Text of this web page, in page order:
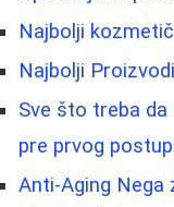
Najbolji
Najbolji
Sve što treba
pre prvog
Anti-Aging Nega